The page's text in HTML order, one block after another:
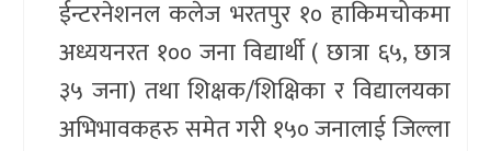
ईन्टरनेशनल कलेज भरतपुर १० हाकिमचोकमा
अध्ययनरत १०० जना विद्यार्थी ( छात्रा ६५, छात्र
३५ जना) तथा शिक्षक/शिक्षिका र विद्यालयका
अभिभावकहरु समेत गरी १५० जनालाई जिल्ला